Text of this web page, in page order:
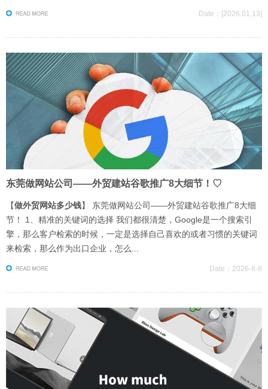
Date：[2026.01.13]
东莞做网站公司——外贸建站谷歌推广8大细节！♡
【做外贸网站多少钱】 东莞做网站公司——外贸建站谷歌推广8大细
节！ 1、精准的关键词的选择 我们都很清楚，Google是一个搜索引
擎，那么客户检索的时候，一定是选择自己喜欢的或者习惯的关键词
来检索，那么作为出口企业，怎么...
Date：2026-8-8